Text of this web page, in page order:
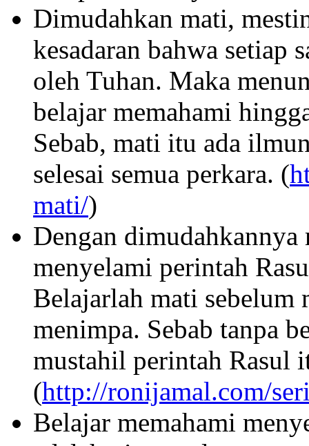
Dimudahkan mati,
kesadaran bahwa setiap
oleh Tuhan. Maka
belajar memahami
Sebab, mati itu ada
selesai semua perkara. (
mati/)
Dengan dimudahkannya
menyelami perintah
Belajarlah mati sebelum
menimpa. Sebab tanpa
mustahil perintah Rasul
(http://ronijamal.com/
Belajar memahami